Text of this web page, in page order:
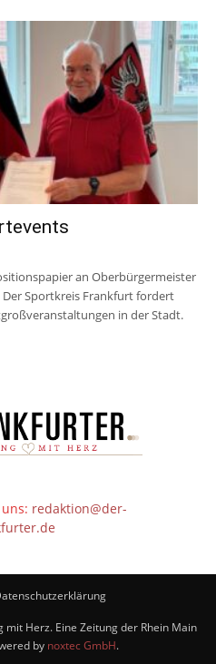
an Oberbürgermeister
Der Sportkreis Frankfurt fordert
in der Stadt.
redaktion@der-
Herz. Eine Zeitung der Rhein Main
by noxtec GmbH.